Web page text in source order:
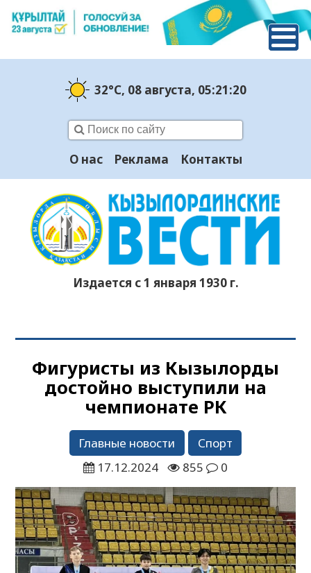
32°C, 08 августа, 05:21:21
О нас Реклама Контакты
Издается с 1 января 1930 г.
Фигуристы из Кызылорды
достойно выступили на
чемпионате РК
Главные новости
Спорт
17.12.2024
855 0